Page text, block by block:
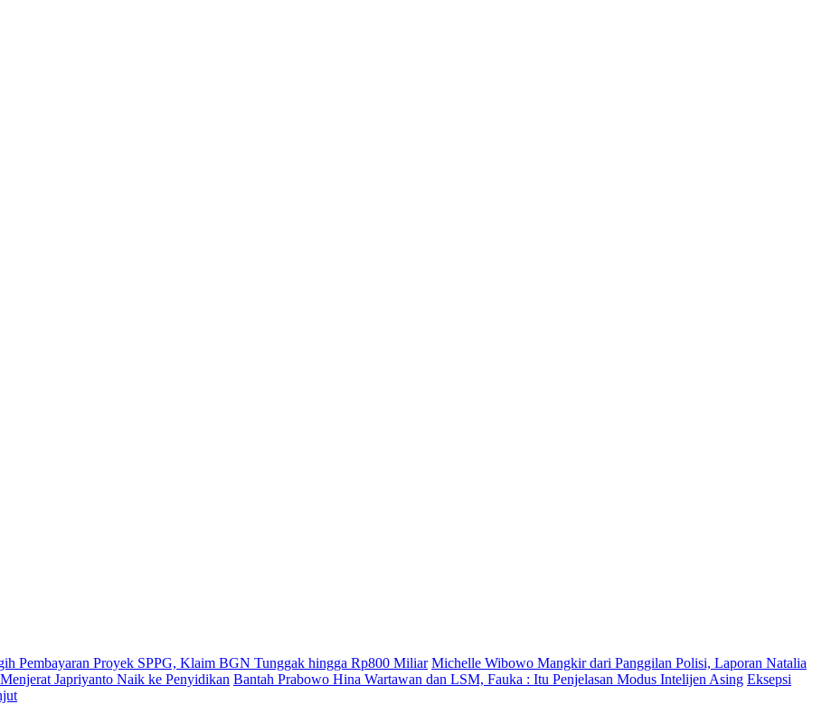
Pembayaran Proyek SPPG, Klaim BGN Tunggak hingga Rp800 Miliar Michelle Wibowo Mangkir dari Panggilan Polisi, Laporan Natalia
Japriyanto Naik ke Penyidikan Bantah Prabowo Hina Wartawan dan LSM, Fauka : Itu Penjelasan Modus Intelijen Asing Eksepsi